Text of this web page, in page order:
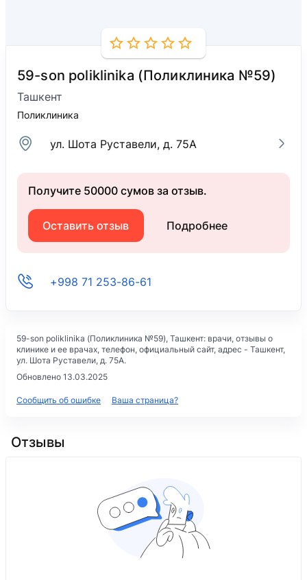
59-son poliklinika (Поликлиника №59)
Ташкент
Поликлиника
ул. Шота Руставели, д. 75А
Получите 50000 сумов за отзыв.
Оставить отзыв Подробнее
+998 71 253-86-61
59-son poliklinika (Поликлиника №59), Ташкент: врачи, отзывы о
клинике и ее врачах, телефон, официальный сайт, адрес - Ташкент,
ул. Шота Руставели, д. 75А.
Обновлено 13.03.2025
Сообщить об ошибке Ваша страница?
Отзывы